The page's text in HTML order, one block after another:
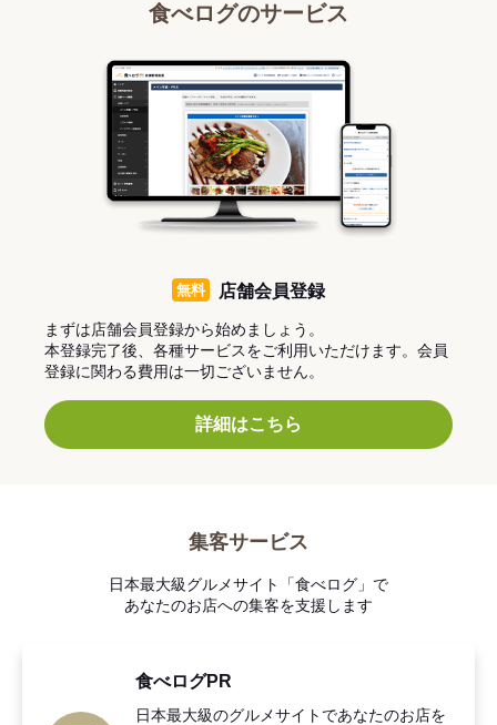
食べログのサービス
無料 店舗会員登録
まずは店舗会員登録から始めましょう。
本登録完了後、各種サービスをご利用いただけます。会員
登録に関わる費用は一切ございません。
詳細はこちら
集客サービス
日本最大級グルメサイト「食べログ」で
あなたのお店への集客を支援します
食べログPR
日本最大級のグルメサイトであなたのお店を